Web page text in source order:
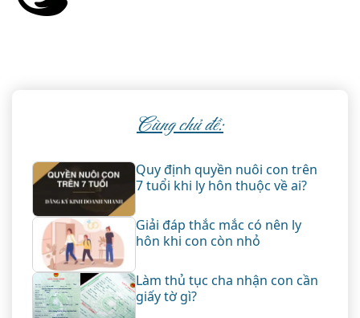
Cùng chủ đề:
Quy định quyền nuôi con trên
7 tuổi khi ly hôn thuộc về ai?
Giải đáp thắc mắc có nên ly
hôn khi con còn nhỏ
Làm thủ tục cha nhận con cần
giấy tờ gì?